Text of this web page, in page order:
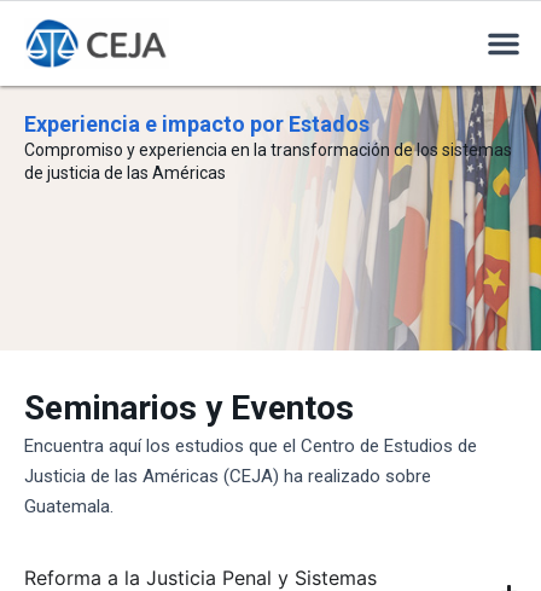
Experiencia e impacto por Estados
Compromiso y experiencia en la transformación de los sistemas
de justicia de las Américas
Seminarios y Eventos
Encuentra aquí los estudios que el Centro de Estudios de
Justicia de las Américas (CEJA) ha realizado sobre
Guatemala.
Reforma a la Justicia Penal y Sistemas